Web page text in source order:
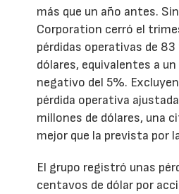
más que un año antes.
Corporation cerró el
pérdidas operativas de 83
dólares, equivalentes a
negativo del 5%.
pérdida operativa
millones de dólares, una
mejor que la prevista por
El grupo registró unas
centavos de dólar por